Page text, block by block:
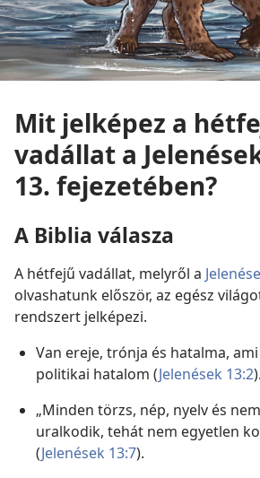
Mit jelképez a
vadállat a
13. fejezetében?
A Biblia válasza
A hétfejű vadállat, melyről a
olvashatunk először, az egész
rendszert jelképezi.
Van ereje, trónja és hatalma,
politikai hatalom (Jelenések 13:2).
„Minden törzs, nép, nyelv és
uralkodik, tehát nem egyetlen
(Jelenések 13:7).